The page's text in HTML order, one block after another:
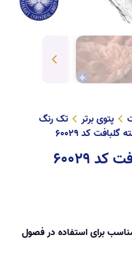
پتوی برتر
تک رنگ
کد 60029
60029
برای استفاده در فصول